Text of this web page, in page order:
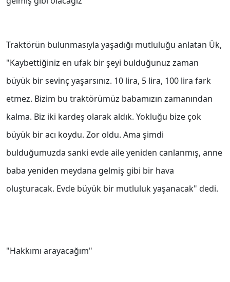
Traktörün bulunmasıyla yaşadığı mutluluğu anlatan Ük,
"Kaybettiğiniz en ufak bir şeyi bulduğunuz zaman
büyük bir sevinç yaşarsınız. 10 lira, 5 lira, 100 lira fark
etmez. Bizim bu traktörümüz babamızın zamanından
kalma. Biz iki kardeş olarak aldık. Yokluğu bize çok
büyük bir acı koydu. Zor oldu. Ama şimdi
bulduğumuzda sanki evde aile yeniden canlanmış, anne
baba yeniden meydana gelmiş gibi bir hava
oluşturacak. Evde büyük bir mutluluk yaşanacak" dedi.
"Hakkımı arayacağım"